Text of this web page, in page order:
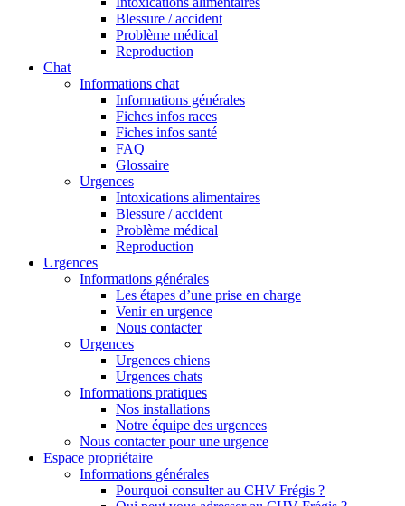
Blessure / accident
Problème médical
Reproduction
Chat
Informations chat
Informations générales
Fiches infos races
Fiches infos santé
FAQ
Glossaire
Urgences
Intoxications alimentaires
Blessure / accident
Problème médical
Reproduction
Urgences
Informations générales
Les étapes d’une prise en charge
Venir en urgence
Nous contacter
Urgences
Urgences chiens
Urgences chats
Informations pratiques
Nos installations
Notre équipe des urgences
Nous contacter pour une urgence
Espace propriétaire
Informations générales
Pourquoi consulter au CHV Frégis ?